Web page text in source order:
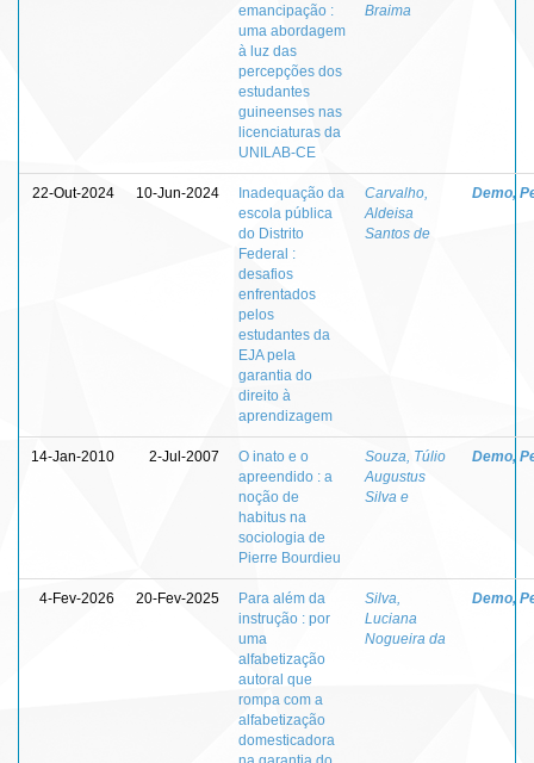
emancipação :
uma abordagem
à luz das
percepções dos
estudantes
guineenses nas
licenciaturas da
UNILAB-CE
Braima
22-Out-2024 10-Jun-2024
Inadequação da
escola pública
do Distrito
Federal :
desafios
enfrentados
pelos
estudantes da
EJA pela
garantia do
direito à
aprendizagem
Carvalho,
Aldeisa
Santos de
Demo,
14-Jan-2010 2-Jul-2007
O inato e o
apreendido : a
noção de
habitus na
sociologia de
Pierre Bourdieu
Souza, Túlio
Augustus
Silva e
Demo,
4-Fev-2026 20-Fev-2025
Para além da
instrução : por
uma
alfabetização
autoral que
rompa com a
alfabetização
domesticadora
Silva,
Luciana
Nogueira da
Demo,